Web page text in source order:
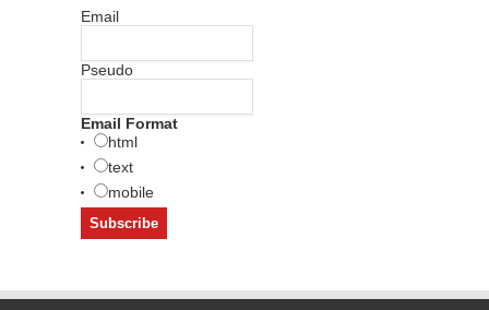
Email
Pseudo
Email Format
html
text
mobile